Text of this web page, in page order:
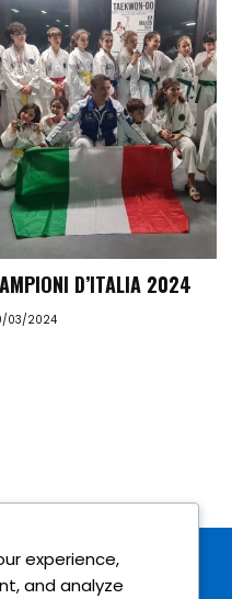
D’ITALIA 2024
03/2024
experience,
and analyze